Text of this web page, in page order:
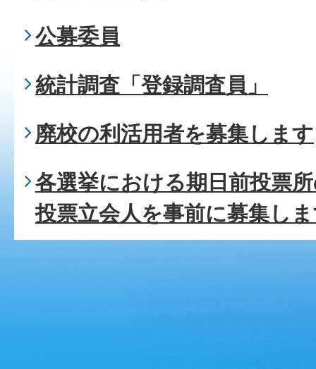
公募委員
統計調査「登録調査員」
廃校の利活用者を募集します
各選挙における期日前投票
投票立会人を事前に募集し